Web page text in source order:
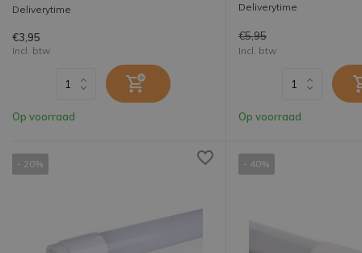
Deliverytime
€3,95
Incl. btw
Op voorraad
Deliverytime
€5,95
Incl. btw
Op voorraad
- 20% - 40%